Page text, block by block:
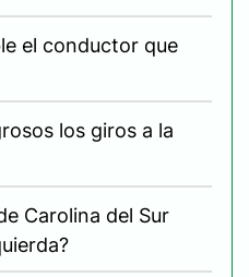
el conductor que
los giros a la
Carolina del Sur